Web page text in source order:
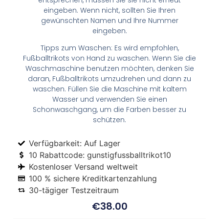
eingeben. Wenn nicht, sollten Sie Ihren
gewünschten Namen und Ihre Nummer
eingeben.
Tipps zum Waschen: Es wird empfohlen,
Fußballtrikots von Hand zu waschen. Wenn Sie die
Waschmaschine benutzen möchten, denken Sie
daran, Fußballtrikots umzudrehen und dann zu
waschen. Füllen Sie die Maschine mit kaltem
Wasser und verwenden Sie einen
Schonwaschgang, um die Farben besser zu
schützen.
Verfügbarkeit: Auf Lager
10 Rabattcode: gunstigfussballtrikot10
Kostenloser Versand weltweit
100 % sichere Kreditkartenzahlung
30-tägiger Testzeitraum
€38.00